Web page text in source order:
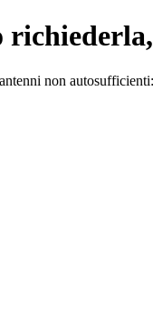
non